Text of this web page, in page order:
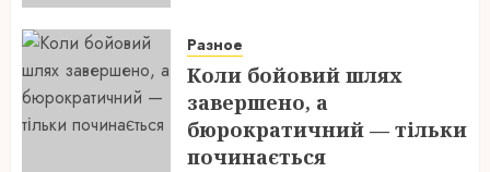
Разное
Коли бойовий шлях
завершено, а
бюрократичний — тільки
починається